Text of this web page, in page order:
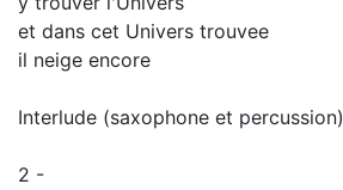
et dans cet Univers trouvee
il neige encore
Interlude (saxophone et percussion)
2 -